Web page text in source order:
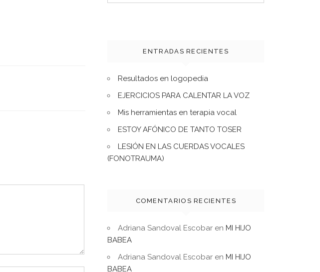
ENTRADAS RECIENTES
Resultados en logopedia
EJERCICIOS PARA CALENTAR LA VOZ
Mis herramientas en terapia vocal
ESTOY AFÓNICO DE TANTO TOSER
LESIÓN EN LAS CUERDAS VOCALES
(FONOTRAUMA)
COMENTARIOS RECIENTES
Adriana Sandoval Escobar en MI HIJO
BABEA
Adriana Sandoval Escobar en MI HIJO
BABEA